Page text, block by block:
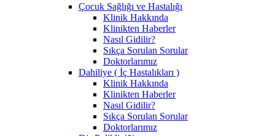
Çocuk Sağlığı ve Hastalığı
Klinik Hakkında
Klinikten Haberler
Nasıl Gidilir?
Sıkça Sorulan Sorular
Doktorlarımız
Dahiliye ( İç Hastalıkları )
Klinik Hakkında
Klinikten Haberler
Nasıl Gidilir?
Sıkça Sorulan Sorular
Doktorlarımız